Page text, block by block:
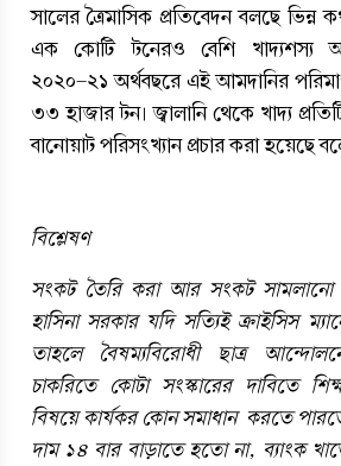
সালের ত্রৈমাসিক প্রতিবেদন বলছে ভিন্ন
এক কোটি টনেরও বেশি খাদ্যশস্য
২০২০-২১ অর্থবছরে এই আমদানির
৩৩ হাজার টন। জ্বালানি থেকে খাদ্য
বানোয়াট পরিসংখ্যান প্রচার করা হয়েছে
বিশ্লেষণ
সংকট তৈরি করা আর সংকট সামলানো
হাসিনা সরকার যদি সত্যিই ক্রাইসিস
তাহলে বৈষম্যবিরোধী ছাত্র
চাকরিতে কোটা সংস্কারের দাবিতে
বিষয়ে কার্যকর কোন সমাধান  করতে
দাম ১৪ বার বাড়াতে হতো না, ব্যাংক